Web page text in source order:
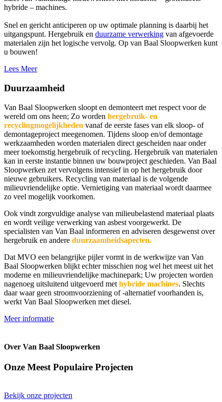
hybride – machines.
Snel en gericht anticiperen op uw optimale planning is daarbij het
uitgangspunt. Hergebruik en duurzame verwerking van afgevoerde
materialen zijn het logische vervolg. Op van Baal Sloopwerken kunt
u bouwen!
Lees Meer
Duurzaamheid
Van Baal Sloopwerken sloopt en demonteert met respect voor de
wereld om ons heen; Zo worden hergebruik- en
recyclingmogelijkheden vanaf de eerste fases van elk sloop- of
demontageproject meegenomen. Tijdens sloop en/of demontage
werkzaamheden worden materialen direct gescheiden naar onder
meer toekomstig hergebruik of recycling. Hergebruik van materialen
kan in eerste instantie binnen uw bouwproject geschieden. Van Baal
Sloopwerken zet vervolgens intensief in op het hergebruik door
nieuwe gebruikers. Recycling van materiaal is de volgende
milieuvriendelijke optie. Vernietiging van materiaal wordt daarmee
zo veel mogelijk voorkomen.
Ook vindt zorgvuldige analyse van milieubelastend materiaal plaats
en wordt veilige verwerking van asbest voorgewerkt. De
specialisten van Van Baal informeren en adviseren desgewenst over
hergebruik en andere duurzaamheidsapecten.
Dat MVO een belangrijke pijler vormt in de werkwijze van Van
Baal Sloopwerken blijkt echter misschien nog wel het meest uit het
moderne en milieuvriendelijke machinepark; Uw projecten worden
nagenoeg uitsluitend uitgevoerd met hybride machines. Slechts
daar waar geen stroomvoorziening of -alternatief voorhanden is,
werkt Van Baal Sloopwerken met diesel.
Meer informatie
Over Van Baal Sloopwerken
Onze Meest Populaire Projecten
Bekijk onze projecten